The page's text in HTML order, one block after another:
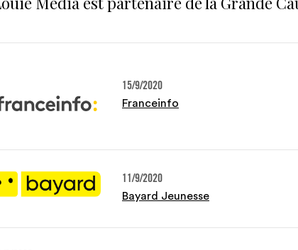
15/9/2020
Franceinfo
11/9/2020
Bayard Jeunesse